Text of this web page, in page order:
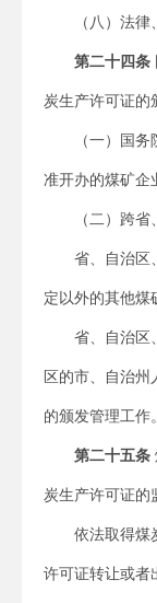
（八）法
第二十四条
炭生产许可证的
（一）国
准开办的煤矿企
（二）跨
省、自治区
定以外的其他煤
省、自治区
区的市、自治
的颁发管理工作。
第二十五条
炭生产许可证的
依法取得煤
许可证转让或者